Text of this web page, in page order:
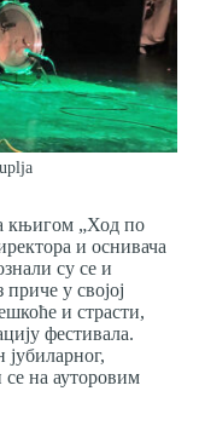
књигом „Ход по
и оснивача
су се и
у својој
и страсти,
фестивала.
јубиларног,
на ауторовим